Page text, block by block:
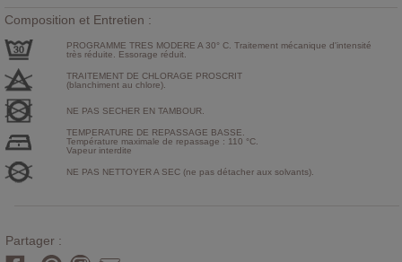
Composition et Entretien :
PROGRAMME TRES MODERE A 30° C. Traitement mécanique d'intensité
très réduite. Essorage réduit.
TRAITEMENT DE CHLORAGE PROSCRIT
(blanchiment au chlore).
NE PAS SECHER EN TAMBOUR.
TEMPERATURE DE REPASSAGE BASSE.
Température maximale de repassage : 110 °C.
Vapeur interdite
NE PAS NETTOYER A SEC (ne pas détacher aux solvants).
Partager :